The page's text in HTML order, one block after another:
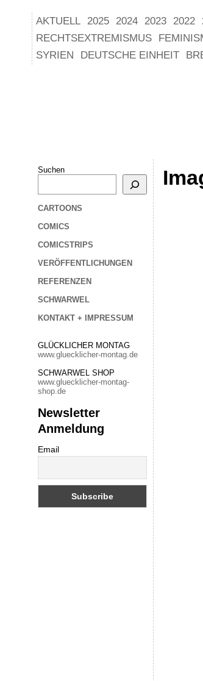
AKTUELL 2025 2024 2023 2022
RECHTSEXTREMISMUS
SYRIEN
DEUTSCHE EINHEIT
Suchen
CARTOONS
COMICS
COMICSTRIPS
VERÖFFENTLICHUNGEN
REFERENZEN
SCHWARWEL
KONTAKT + IMPRESSUM
GLÜCKLICHER MONTAG
www.gluecklicher-montag.de
SCHWARWEL SHOP
www.gluecklicher-montag-
shop.de
Newsletter
Anmeldung
Email